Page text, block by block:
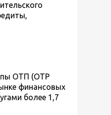
ОТП (OTP
финансовых
более 1,7